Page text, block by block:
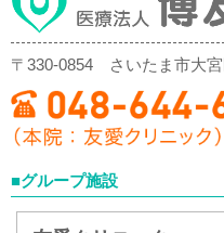
〒330-0854 さいたま市大
■グループ施設